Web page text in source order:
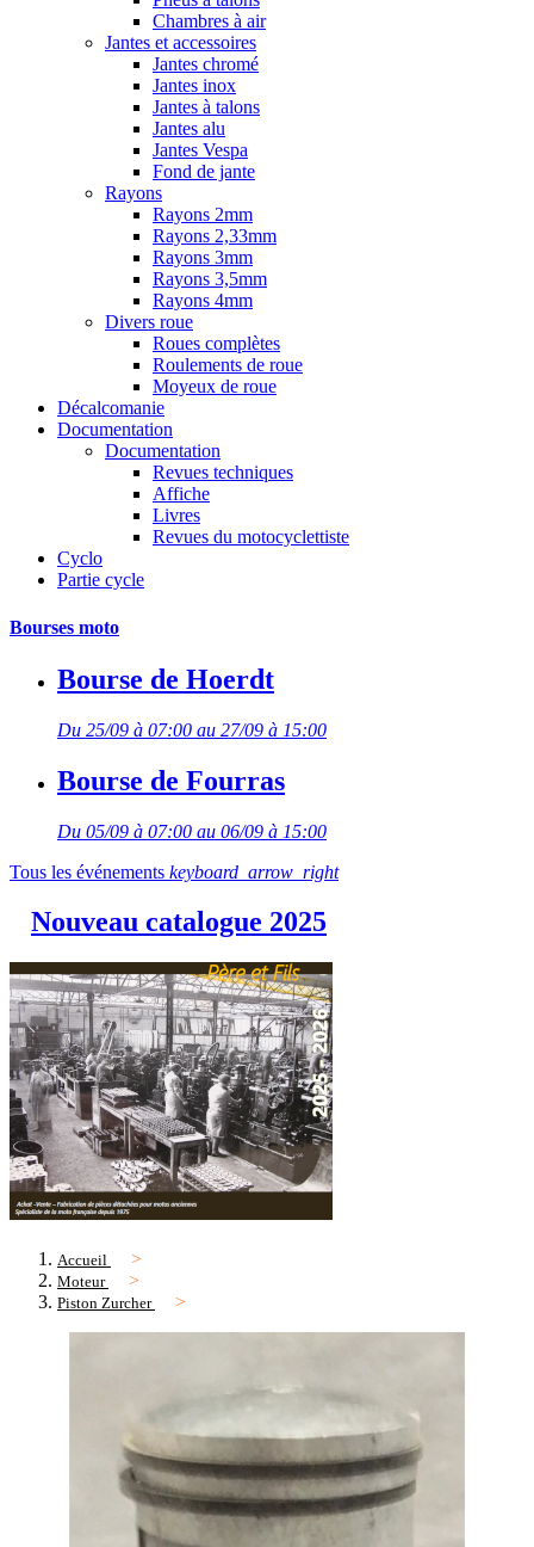
Chambres à air
Jantes et accessoires
Jantes chromé
Jantes inox
Jantes à talons
Jantes alu
Jantes Vespa
Fond de jante
Rayons
Rayons 2mm
Rayons 2,33mm
Rayons 3mm
Rayons 3,5mm
Rayons 4mm
Divers roue
Roues complètes
Roulements de roue
Moyeux de roue
Décalcomanie
Documentation
Documentation
Revues techniques
Affiche
Livres
Revues du motocyclettiste
Cyclo
Partie cycle
Bourses moto
Bourse de Hoerdt
Du 25/09 à 07:00 au 27/09 à 15:00
Bourse de Fourras
Du 05/09 à 07:00 au 06/09 à 15:00
Tous les événements keyboard_arrow_right
Nouveau catalogue 2025
Accueil
Moteur
Piston Zurcher